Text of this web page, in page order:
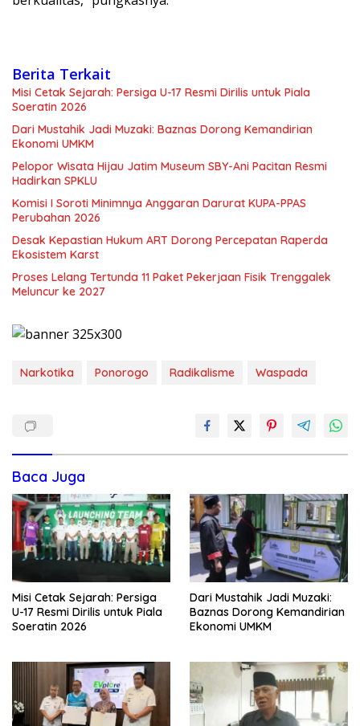
Berita Terkait
Misi Cetak Sejarah: Persiga U-17 Resmi Dirilis untuk Piala
Soeratin 2026
Dari Mustahik Jadi Muzaki: Baznas Dorong Kemandirian
Ekonomi UMKM
Pelopor Wisata Hijau Jatim Museum SBY-Ani Pacitan Resmi
Hadirkan SPKLU
Komisi I Soroti Minimnya Anggaran Darurat KUPA-PPAS
Perubahan 2026
Desak Kepastian Hukum ART Dorong Percepatan Raperda
Ekosistem Karst
Proses Lelang Tertunda 11 Paket Pekerjaan Fisik Trenggalek
Meluncur ke 2027
Narkotika Ponorogo Radikalisme Waspada
Baca Juga
Misi Cetak Sejarah: Persiga
U-17 Resmi Dirilis untuk Piala
Soeratin 2026
Dari Mustahik Jadi Muzaki:
Baznas Dorong Kemandirian
Ekonomi UMKM